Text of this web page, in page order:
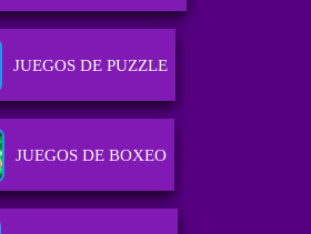
JUEGOS DE PUZZLE
JUEGOS DE BOXEO